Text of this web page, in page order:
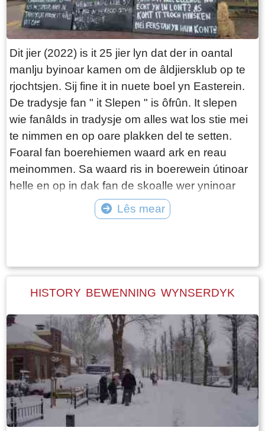
Dit jier (2022) is it 25 jier lyn dat der in oantal
manlju byinoar kamen om de âldjiersklub op te
rjochtsjen. Sij fine it in nuete boel yn Easterein.
De tradysje fan " it Slepen " is ôfrûn. It slepen
wie fanâlds in tradysje om alles wat los stie mei
te nimmen en op oare plakken del te setten.
Foaral fan boerehiemen waard ark en reau
meinommen. Sa waard ris in boerewein útinoar
helle en op in dak fan de skoalle wer yninoar
set. De eigener moast mar sjen dat hij er it der
wer ôf krige. As boer moast alle materiaal
animo minder. Kontainers omwikselje en hjir en
freonegroep de Aldjiersploech oprjochte hat. Sij
wiene fan doel om tenei in âldjiersstunt del te
setten. Dat wiene: Anne Stenekes, Martin
Overal, Hans Kooistra, Jaap van der Velde, Jan
Simon Jelsma, Marco Hoekstra en Robert
Hoekstra. En foar de goede lêzer, der is ien
persoan bij dy 't al 25 jier meidocht. Yn de
Lês mear
HISTORY BEWENNING WYNSERDYK